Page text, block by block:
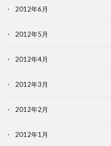
2012年6月
2012年5月
2012年4月
2012年3月
2012年2月
2012年1月